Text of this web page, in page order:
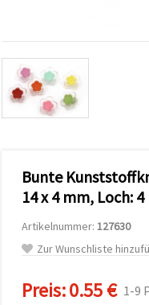
Datenverkehr
analysieren
sowie
relevantere
Unterstützung
Partner für
und
Sie können
Cookies
akzeptieren,
Bunte
14 x 4 mm, Loch:
Artikelnummer: 127630
Zur Wunschliste
Preis:0.55 € 1-9